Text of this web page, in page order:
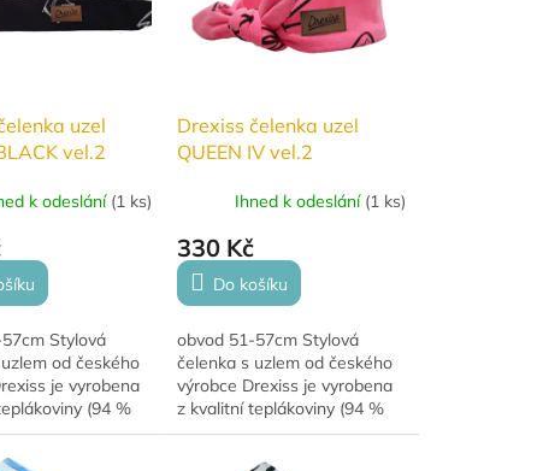
uzel
vel.2
k odeslání (1 ks)
Stylová
od českého
je vyrobena
(94 %
elastan). Díky
nastavit
Drexiss čelenka uzel
QUEEN IV vel.2
Ihned k odeslání (1 ks)
330 Kč
Do košíku
obvod 51-57cm Stylová
čelenka s uzlem od českého
výrobce Drexiss je vyrobena
z kvalitní teplákoviny (94 %
bavlna, 6 % elastan). Díky